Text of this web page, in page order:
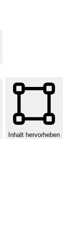
Inhalt hervorheben